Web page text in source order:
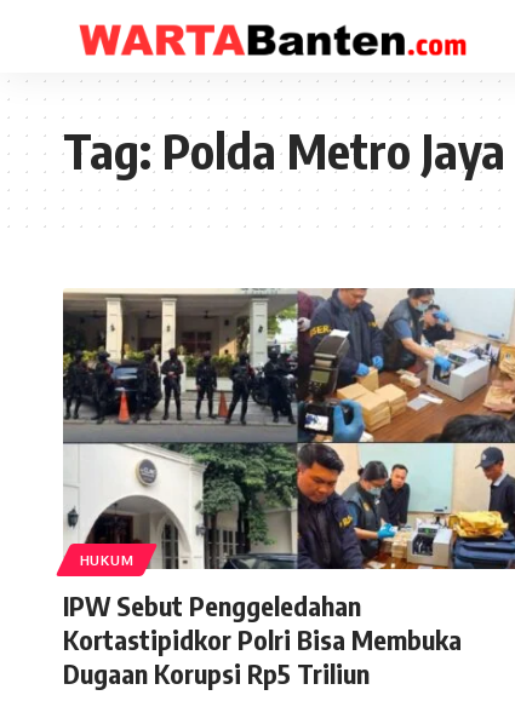
Tag:Polda Metro Jaya
HUKUM
IPW Sebut Penggeledahan
Kortastipidkor Polri Bisa Membuka
Dugaan Korupsi Rp5 Triliun